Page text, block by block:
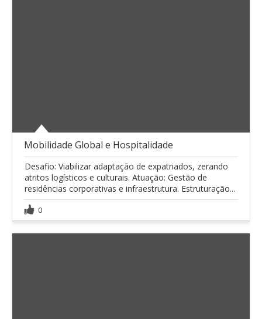
Mobilidade Global e Hospitalidade
Desafio: Viabilizar adaptação de expatriados, zerando
atritos logísticos e culturais. Atuação: Gestão de
residências corporativas e infraestrutura. Estruturação...
0